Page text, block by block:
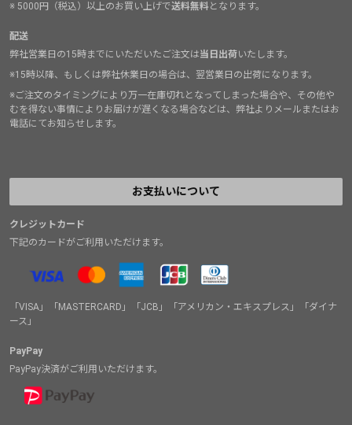
※ 5000円（税込）以上のお買い上げで送料無料となります。
配送
弊社営業日の15時までにいただいたご注文は当日出荷いたします。
※15時以降、もしくは弊社休業日の場合は、翌営業日の出荷になります。
※ご注文のタイミングにより万一在庫切れとなってしまった場合や、その他や
むを得ない事情によりお届けが遅くなる場合などは、弊社よりメールまたはお
電話にてお知らせします。
お支払いについて
クレジットカード
下記のカードがご利用いただけます。
「VISA」「MASTERCARD」「JCB」「アメリカン・エキスプレス」「ダイナ
ース」
PayPay
PayPay決済がご利用いただけます。